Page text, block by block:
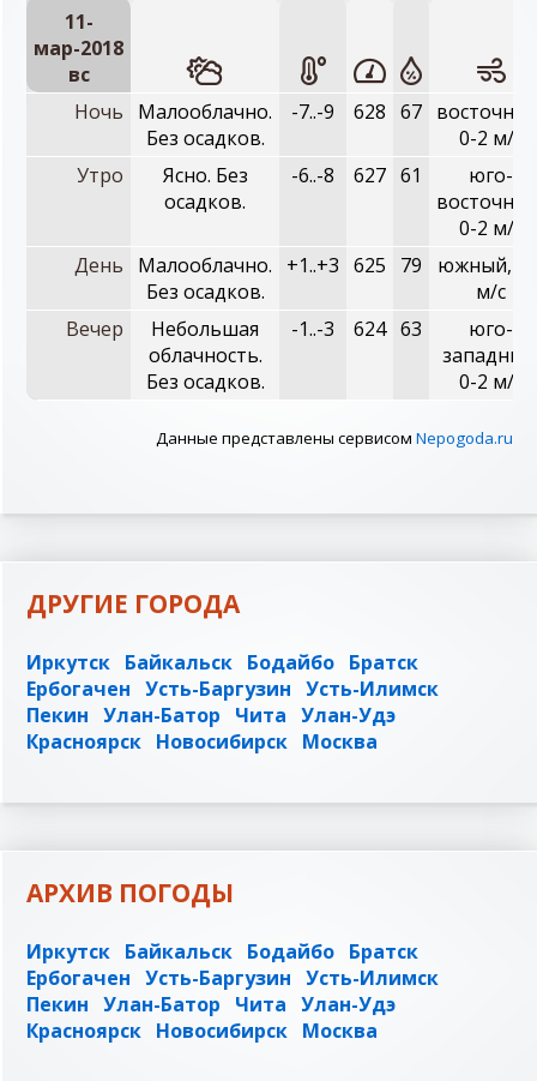
11-
мар-2018
вc
Ночь
Малооблачно.
Без осадков.
-7..-9 628 67
0-2 м/с
Утро
Ясно. Без
осадков.
-6..-8 627 61
юго-
0-2 м/с
День
Малооблачно.
Без осадков.
+1..+3 625 79
южный, 1-
м/с
Вечер
Небольшая
облачность.
Без осадков.
-1..-3 624 63
юго-
0-2 м/с
Данные представлены сервисом Nepogoda.ru
ДРУГИЕ ГОРОДА
Иркутск Байкальск Бодайбо Братск
Ербогачен Усть-Баргузин Усть-Илимск
Пекин Улан-Батор Чита Улан-Удэ
Красноярск Новосибирск Москва
АРХИВ ПОГОДЫ
Иркутск Байкальск Бодайбо Братск
Ербогачен Усть-Баргузин Усть-Илимск
Пекин Улан-Батор Чита Улан-Удэ
Красноярск Новосибирск Москва